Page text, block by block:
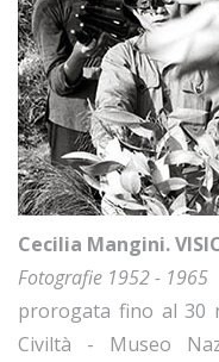
Cecilia Mangini.
Fotografie 1952 - 1965
prorogata fino al 30
Civiltà - Museo